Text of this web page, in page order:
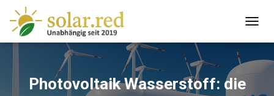
O
Photovoltaik Wasserstoff: die